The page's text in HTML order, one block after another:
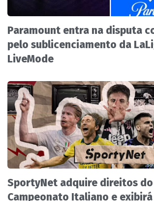
Paramount entra na disputa
pelo sublicenciamento da
LiveMode
SportyNet adquire direitos do
Campeonato Italiano e